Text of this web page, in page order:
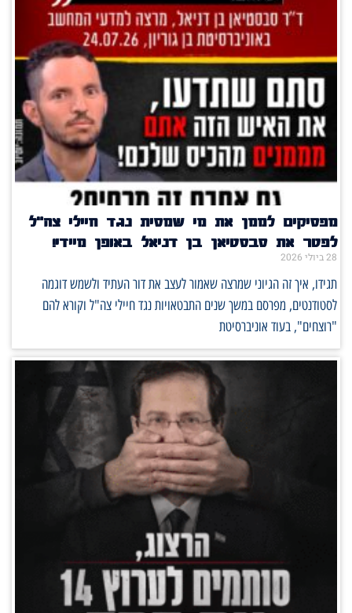
מפסיקים לממן את מי שמסית נגד חיילי צה"ל
לפטר את סבסטיאן בן דניאל באופן מיידי!
28 ביולי 2026
תגידו, איך זה הגיוני שמרצה שאמור לעצב את דור העתיד ולשמש דוגמה
לסטודנטים, מפרסם במשך שנים התבטאויות נגד חיילי צה"ל וקורא להם
"רוצחים", בעוד אוניברסיטת